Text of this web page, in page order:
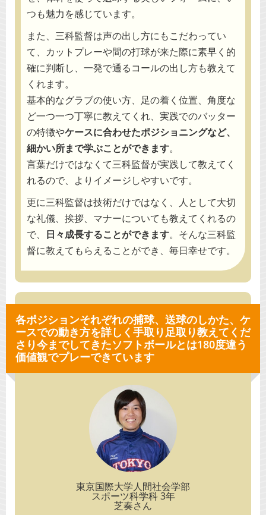
つも魅力を感じています。
また、三科監督は声の出し方にもこだわってい
て、カットプレーや間の打球が来た際に素早く的
確に判断し、一発で通るコールの出し方も教えて
くれます。
基本的なグラブの使い方、足の着く位置、角度な
ど一つ一つ丁寧に教えてくれ、実践でのバッター
の特徴やケースに合わせたポジショニングなど、
細かい所まで学ぶことができます。
言葉だけではなくて三科監督が実践して教えてく
れるので、よりイメージしやすいです。
更に三科監督は技術だけではなく、人として大切
な礼儀、挨拶、マナーについても教えてくれるの
で、 日々成長することができます。そんな三科監
督に教えてもらえることができ、毎日幸せです。
各ポジションそれぞれの捕球、送球のしかた、 ケ
ースでの動き方を詳しく手取り足取り教えてくだ
さり今までしてきたソフトボールとは180度違う
価値観でプレーできています
東京国際大学人間社会学部
スポーツ科学科 3年
芝奏さん